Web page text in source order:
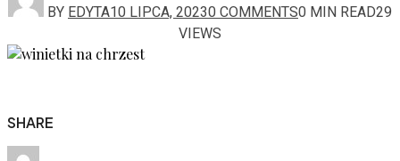
BYEDYTA10 LIPCA, 20230 COMMENTS0 MIN READ29
VIEWS
SHARE